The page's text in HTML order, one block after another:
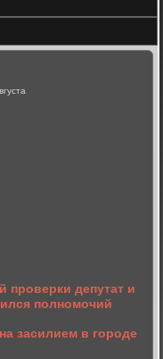
проверки депутат и
полномочий
засилием в городе